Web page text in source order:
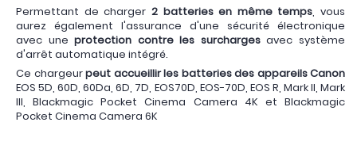
Permettant de charger 2 batteries en même temps , vous
aurez également l'assurance d'une sécurité électronique
avec uneprotection contre les surchargesavec système
d'arrêt automatique intégré.
Ce chargeurpeut accueillir les batteries des appareils Canon
EOS 5D, 60D, 60Da, 6D, 7D, EOS70D, EOS-70D, EOS R, Mark II, Mark
III, Blackmagic Pocket Cinema Camera 4K et Blackmagic
Pocket Cinema Camera 6K